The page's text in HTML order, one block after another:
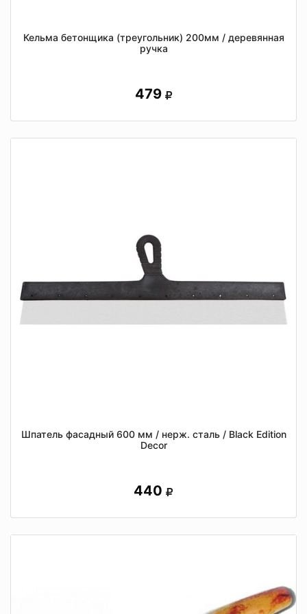
Кельма бетонщика (треугольник) 200мм / деревянная
ручка
479
Шпатель фасадный 600 мм / нерж. сталь / Black Edition
Decor
440